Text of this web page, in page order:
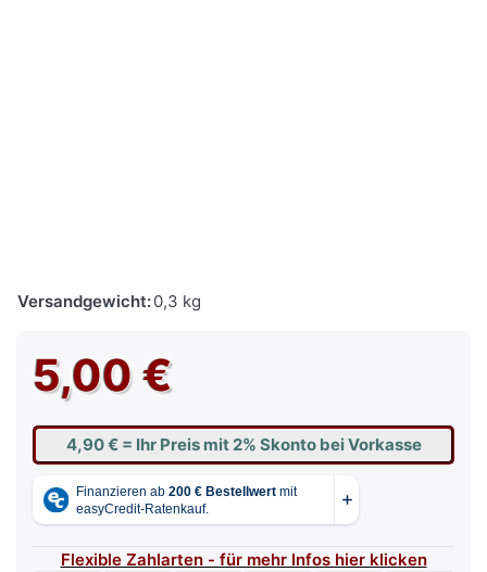
Versandgewicht:0,3 kg
5,00 €
4,90 € = Ihr Preis mit 2% Skonto bei Vorkasse
Flexible Zahlarten - für mehr Infos hier klicken